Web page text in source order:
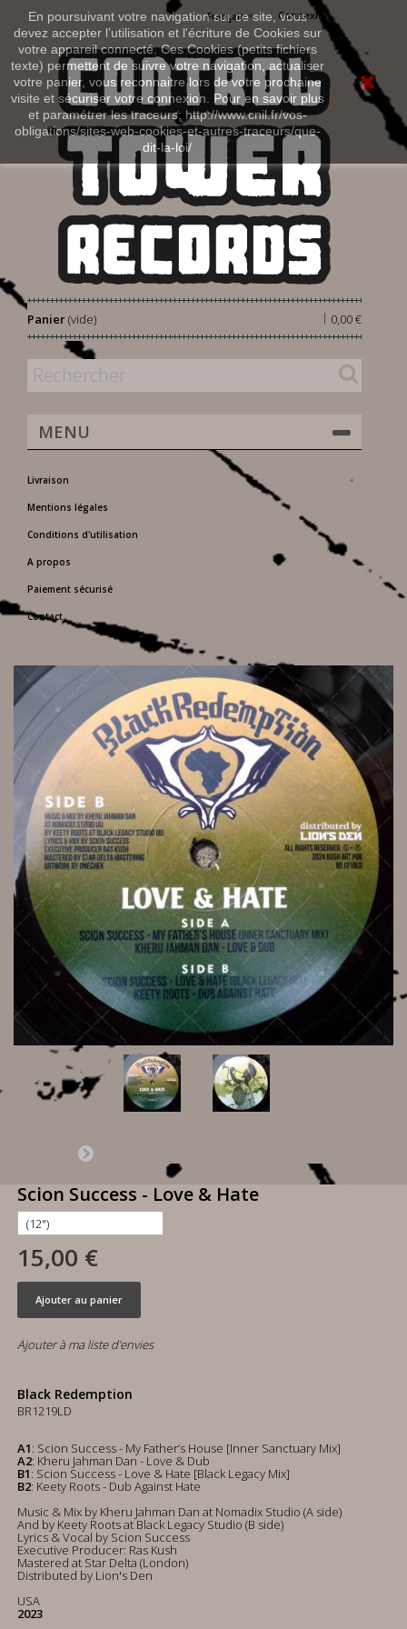
En poursuivant votre navigation sur ce site, vous
devez accepter l’utilisation et l'écriture de Cookies sur
votre appareil connecté. Ces Cookies (petits fichiers
texte) permettent de suivre votre navigation, actualiser
votre panier, vous reconnaitre lors de votre prochaine
visite et sécuriser votre connexion. Pour en savoir plus
et paramétrer les traceurs: http://www.cnil.fr/vos-
obligations/sites-web-cookies-et-autres-traceurs/que-
dit-la-loi/
Connexion
Français
Panier 0,00 €
|
(vide)
MENU
Livraison
Mentions légales
Conditions d'utilisation
A propos
Paiement sécurisé
Contact
Scion Success - Love & Hate
15,00 €
Ajouter au panier
Ajouter à ma liste d'envies
Black Redemption
BR1219LD
A1: Scion Success - My Father’s House [Inner Sanctuary Mix]
A2: Kheru Jahman Dan - Love & Dub
B1: Scion Success - Love & Hate [Black Legacy Mix]
B2: Keety Roots - Dub Against Hate
Music & Mix by Kheru Jahman Dan at Nomadix Studio (A side)
And by Keety Roots at Black Legacy Studio (B side)
Lyrics & Vocal by Scion Success
Executive Producer: Ras Kush
Mastered at Star Delta (London)
Distributed by Lion's Den
USA
2023